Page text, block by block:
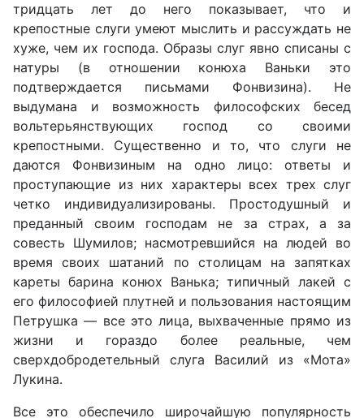
тридцать лет до него показывает, что и
крепостные слуги умеют мыслить и рассуждать не
хуже, чем их господа. Образы слуг явно списаны с
натуры (в отношении конюха Ваньки это
подтверждается письмами Фонвизина). Не
выдумана и возможность философских бесед
вольтерьянствующих господ со своими
крепостными. Существенно и то, что слуги не
даются Фонвизиным на одно лицо: ответы и
проступающие из них характеры всех трех слуг
четко индивидуализированы. Простодушный и
преданный своим господам не за страх, а за
совесть Шумилов; насмотревшийся на людей во
время своих шатаний по столицам на запятках
кареты барина конюх Ванька; типичный лакей с
его философией плутней и пользования настоящим
Петрушка — все это лица, выхваченные прямо из
жизни и гораздо более реальные, чем
сверхдобродетельный слуга Василий из «Мота»
Лукина.
Все это обеспечило широчайшую популярность